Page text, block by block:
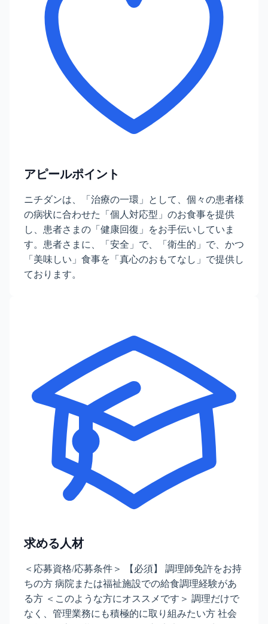
アピールポイント
ニチダンは、「治療の一環」として、個々の患者様
の病状に合わせた「個人対応型」のお食事を提供
し、患者さまの「健康回復」をお手伝いしていま
す。患者さまに、「安全」で、「衛生的」で、かつ
「美味しい」食事を「真心のおもてなし」で提供し
ております。
求める人材
＜応募資格/応募条件＞ 【必須】 調理師免許をお持
ちの方 病院または福祉施設での給食調理経験があ
る方 ＜このような方にオススメです＞ 調理だけで
なく、管理業務にも積極的に取り組みたい方 社会